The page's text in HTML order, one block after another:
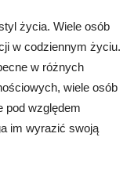
życia. Wiele osób
w codziennym życiu.
w różnych
wiele osób
pod względem
im wyrazić swoją